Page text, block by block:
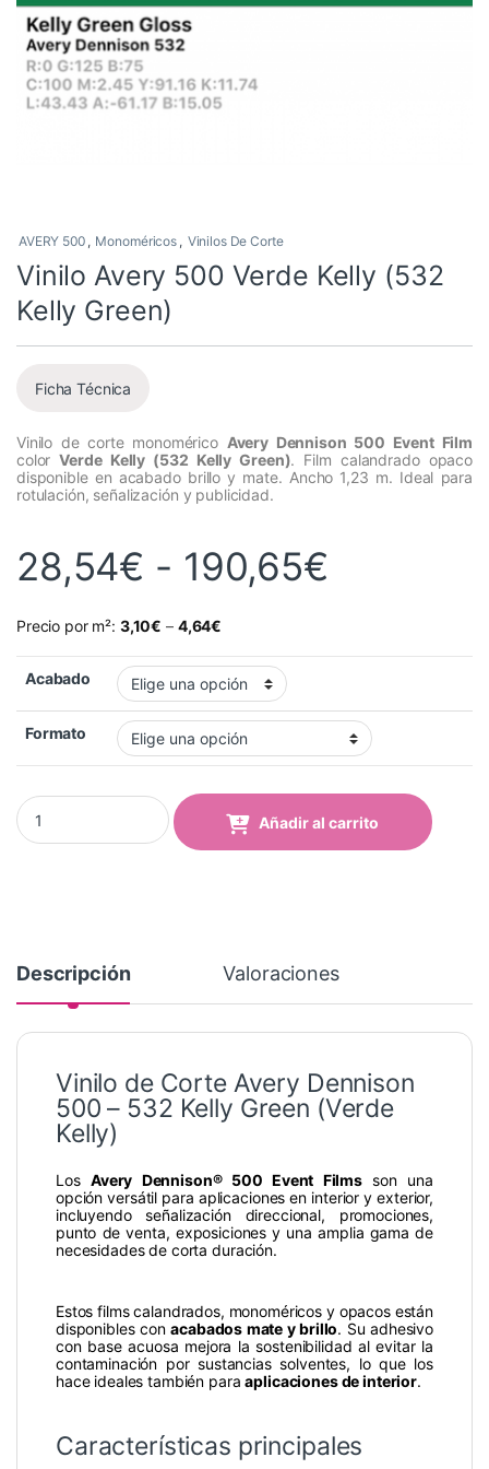
AVERY 500 , Monoméricos , Vinilos De Corte
Vinilo Avery 500 Verde Kelly (532
Kelly Green)
Ficha Técnica
Vinilo de corte monomérico Avery Dennison 500 Event Film
colorVerde Kelly (532 Kelly Green). Film calandrado opaco
disponible en acabado brillo y mate. Ancho 1,23 m. Ideal para
rotulación, señalización y publicidad.
28,54€ - 190,65€
Precio por m²: 3,10€ – 4,64€
Acabado
Formato
Vinilo Avery 500 Verde Kelly (532 Kelly Green) quantity
Añadir al carrito
Descripción Valoraciones
Vinilo de Corte Avery Dennison
500 – 532 Kelly Green (Verde
Kelly)
LosAvery Dennison® 500 Event Filmsson una
opción versátil para aplicaciones en interior y exterior,
incluyendo señalización direccional, promociones,
punto de venta, exposiciones y una amplia gama de
necesidades de corta duración.
Estos films calandrados, monoméricos y opacos están
disponibles conacabados mate y brillo. Su adhesivo
con base acuosa mejora la sostenibilidad al evitar la
contaminación por sustancias solventes, lo que los
hace ideales también paraaplicaciones de interior.
Características principales